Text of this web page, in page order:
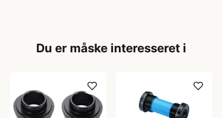
Du er måske interesseret i